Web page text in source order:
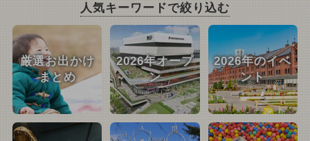
人気キーワードで絞り込む
厳選お出かけ
まとめ
2026年オープ
ン
2026年のイベ
ント